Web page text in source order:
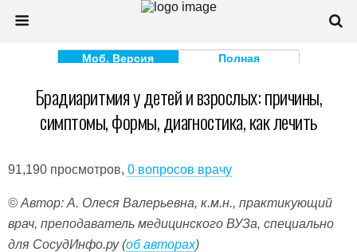
Моб. Версия Полная
Брадиаритмия у детей и взрослых: причины,
симптомы, формы, диагностика, как лечить
91,190 просмотров, 0 вопросов врачу
© Автор: А. Олеся Валерьевна, к.м.н., практикующий
врач, преподаватель медицинского ВУЗа, специально
для СосудИнфо.ру (об авторах)